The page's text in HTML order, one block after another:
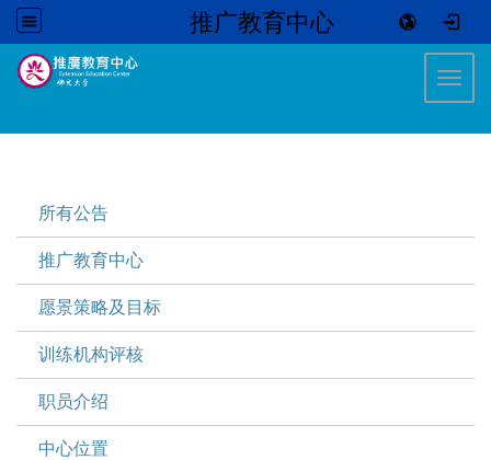
推广教育中心
所有公告
推广教育中心
愿景策略及目标
训练机构评核
职员介绍
中心位置